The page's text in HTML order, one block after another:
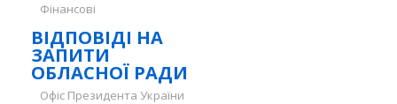
Фінансові
ВІДПОВІДІ НА
ЗАПИТИ
ОБЛАСНОЇ РАДИ
Офіс Президента України